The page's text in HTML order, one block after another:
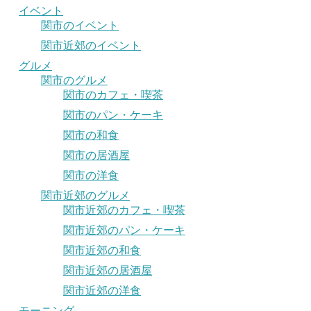
イベント
関市のイベント
関市近郊のイベント
グルメ
関市のグルメ
関市のカフェ・喫茶
関市のパン・ケーキ
関市の和食
関市の居酒屋
関市の洋食
関市近郊のグルメ
関市近郊のカフェ・喫茶
関市近郊のパン・ケーキ
関市近郊の和食
関市近郊の居酒屋
関市近郊の洋食